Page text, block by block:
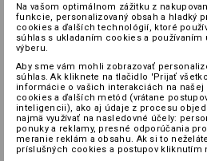
Na vašom optimálnom zážitku z
funkcie, personalizovaný obsah a hladký
cookies a ďalších technológií, ktoré
súhlas s ukladaním cookies a používaním
výberu.
Aby sme vám mohli zobrazovať
súhlas. Ak kliknete na tlačidlo 'Prijať
informácie o vašich interakciách na našej
cookies a ďalších metód (vrátane
inteligencii), ako aj údaje z procesu
najmä využívať na nasledovné účely:
ponuky a reklamy, presné odporúčania
meranie reklám a obsahu. Ak si to
príslušných cookies a postupov kliknutím